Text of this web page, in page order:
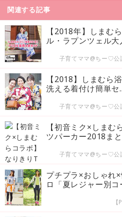
関連する記事
【2018年】しまむ
ル・ラプンツェル大
子育てママ@ちー♡公
【2018】しまむら
洗える着付け簡単セ
子育てママ@ちー♡公
【初音ミク×しま
ツパーカー2018ま
子育てママ@ちー♡公
プチプラ×おしゃれ
ロ「夏レジャー別コ